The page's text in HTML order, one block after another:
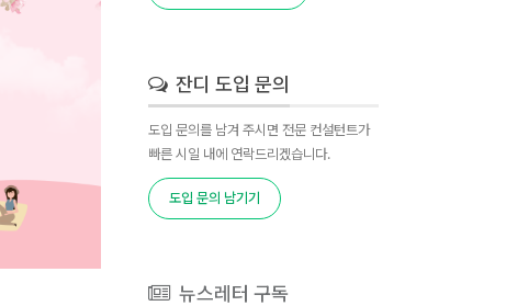
잔디 도입 문의
도입 문의를 남겨 주시면 전문 컨설턴트가
빠른 시일 내에 연락드리겠습니다.
도입 문의 남기기
뉴스레터 구독